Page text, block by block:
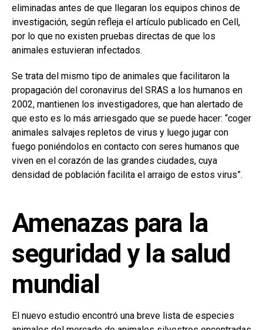
eliminadas antes de que llegaran los equipos chinos de
investigación, según refleja el artículo publicado en Cell,
por lo que no existen pruebas directas de que los
animales estuvieran infectados.
Se trata del mismo tipo de animales que facilitaron la
propagación del coronavirus del SRAS a los humanos en
2002, mantienen los investigadores, que han alertado de
que esto es lo más arriesgado que se puede hacer: “coger
animales salvajes repletos de virus y luego jugar con
fuego poniéndolos en contacto con seres humanos que
viven en el corazón de las grandes ciudades, cuya
densidad de población facilita el arraigo de estos virus”.
Amenazas para la
seguridad y la salud
mundial
El nuevo estudio encontró una breve lista de especies